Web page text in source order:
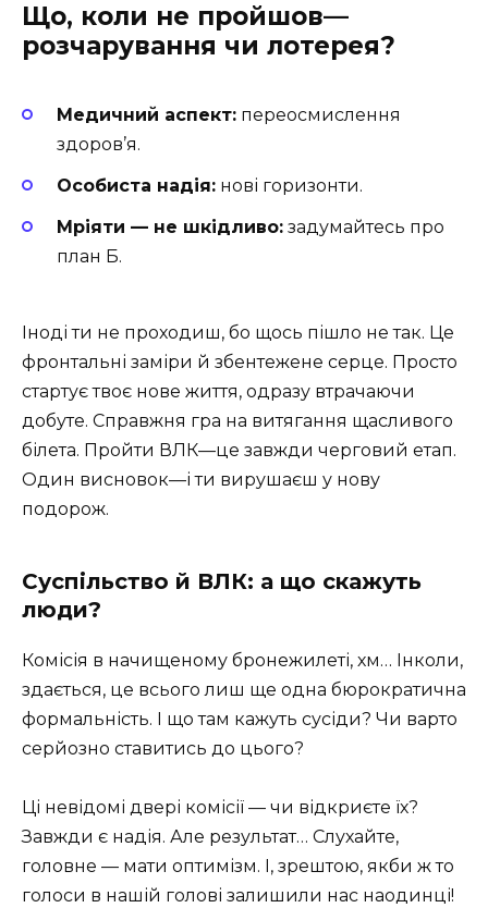
Що, коли не пройшов—
розчарування чи лотерея?
Медичний аспект: переосмислення
здоров’я.
Особиста надія: нові горизонти.
Мріяти — не шкідливо: задумайтесь про
план Б.
Іноді ти не проходиш, бо щось пішло не так. Це
фронтальні заміри й збентежене серце. Просто
стартує твоє нове життя, одразу втрачаючи
добуте. Справжня гра на витягання щасливого
білета. Пройти ВЛК—це завжди черговий етап.
Один висновок—і ти вирушаєш у нову
подорож.
Суспільство й ВЛК: а що скажуть
люди?
Комісія в начищеному бронежилеті, хм… Інколи,
здається, це всього лиш ще одна бюрократична
формальність. І що там кажуть сусіди? Чи варто
серйозно ставитись до цього?
Ці невідомі двері комісії — чи відкриєте їх?
Завжди є надія. Але результат… Слухайте,
головне — мати оптимізм. І, зрештою, якби ж то
голоси в нашій голові залишили нас наодинці!